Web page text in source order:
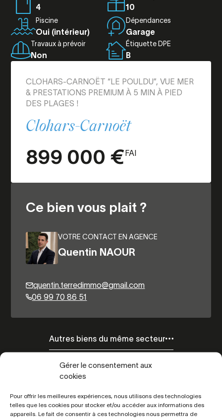
Gérer le consentement aux
cookies
Pour offrir les meilleures expériences, nous utilisons des technologies
telles que les cookies pour stocker et/ou accéder aux informations des
appareils. Le fait de consentir à ces technologies nous permettra de
4 10
Piscine
Oui (intérieur)
Dépendances
Garage
Travaux à prévoir
Non
Étiquette DPE
B
CLOHARS-CARNOËT “LE POULDU”, VUE MER
& PRESTATIONS PREMIUM À 5 MIN À PIED
DES PLAGES !
Clohars-Carnoët
899 000 €FAI
Ce bien vous plait ?
VOTRE CONTACT EN AGENCE
Quentin NAOUR
quentin.terredimmo@gmail.com
06 99 70 86 51
Autres biens du même secteur